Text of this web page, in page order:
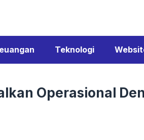
Teknologi
Operasional